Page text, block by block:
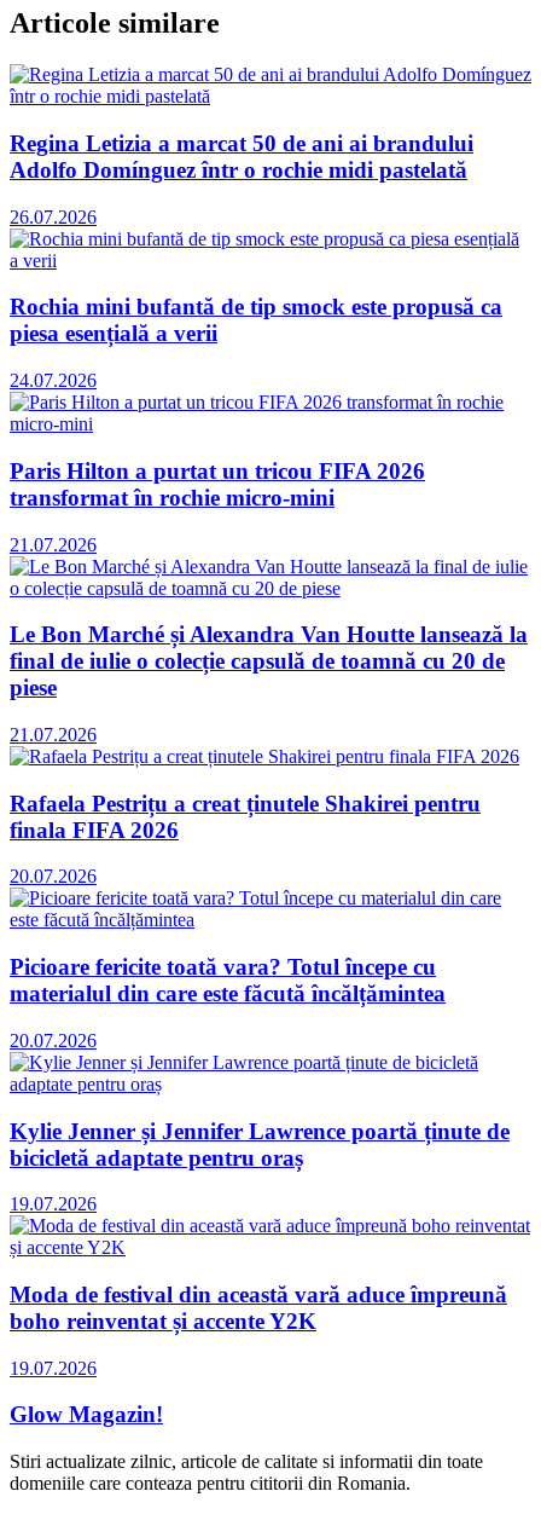
Articole similare
Regina Letizia a marcat 50 de ani ai brandului
Adolfo Domínguez într o rochie midi pastelată
26.07.2026
Rochia mini bufantă de tip smock este propusă ca
piesa esențială a verii
24.07.2026
Paris Hilton a purtat un tricou FIFA 2026
transformat în rochie micro-mini
21.07.2026
Le Bon Marché și Alexandra Van Houtte lansează la
final de iulie o colecție capsulă de toamnă cu 20 de
piese
21.07.2026
Rafaela Pestrițu a creat ținutele Shakirei pentru
finala FIFA 2026
20.07.2026
Picioare fericite toată vara? Totul începe cu
materialul din care este făcută încălțămintea
20.07.2026
Kylie Jenner și Jennifer Lawrence poartă ținute de
bicicletă adaptate pentru oraș
19.07.2026
Moda de festival din această vară aduce împreună
boho reinventat și accente Y2K
19.07.2026
Glow Magazin!
Stiri actualizate zilnic, articole de calitate si informatii din toate
domeniile care conteaza pentru cititorii din Romania.